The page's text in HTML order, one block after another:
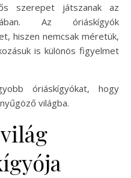
szerepet játszanak az
Az óriáskígyók
hiszen nemcsak méretük,
is különös figyelmet
óriáskígyókat, hogy
világba.